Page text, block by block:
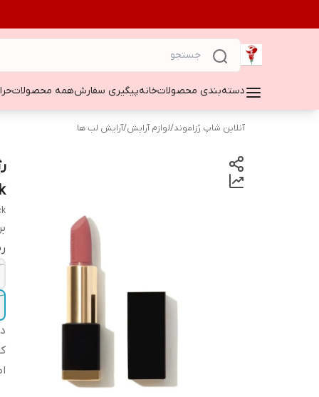
دسته‌بندی محصولاتخانهپیگیری سفارشهمه محصولاتحراج
آنلاین شاپ رُزاموند/لوازم آرایش/آرایش لب ها